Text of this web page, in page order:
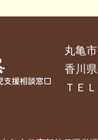
丸亀
香川
ＴＥ